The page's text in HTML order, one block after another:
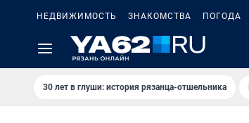
НЕДВИЖИМОСТЬ ЗНАКОМСТВА ПОГОДА
30 лет в глуши: история рязанца-отшельника